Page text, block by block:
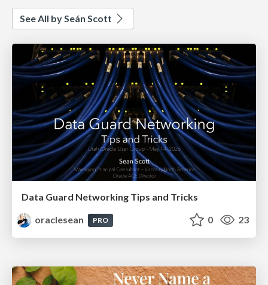
See All by Seán Scott
Data Guard Networking Tips and Tricks
oraclesean
PRO 0 23